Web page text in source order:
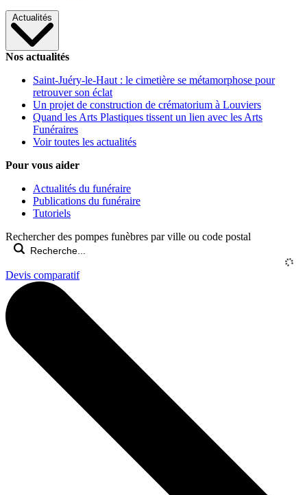
Actualités
Nos actualités
Saint-Juéry-le-Haut : le cimetière se métamorphose pour
retrouver son éclat
Un projet de construction de crématorium à Louviers
Quand les Arts Plastiques tissent un lien avec les Arts
Funéraires
Voir toutes les actualités
Pour vous aider
Actualités du funéraire
Publications du funéraire
Tutoriels
Rechercher des pompes funèbres par ville ou code postal
Devis comparatif